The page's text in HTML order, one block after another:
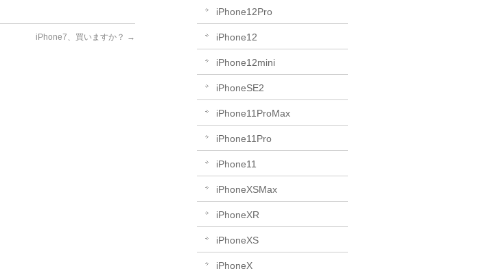
iPhone7、買いますか？ →
iPhone12Pro
iPhone12
iPhone12mini
iPhoneSE2
iPhone11ProMax
iPhone11Pro
iPhone11
iPhoneXSMax
iPhoneXR
iPhoneXS
iPhoneX